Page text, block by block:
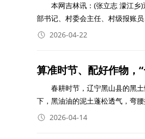
本网吉林讯：(张立志 濛江乡)
部书记、村委会主任、村级报账
2026-04-22
算准时节、配好作物，
春耕时节，辽宁黑山县的黑土
下，黑油油的泥土蓬松透气，弯
2026-04-14